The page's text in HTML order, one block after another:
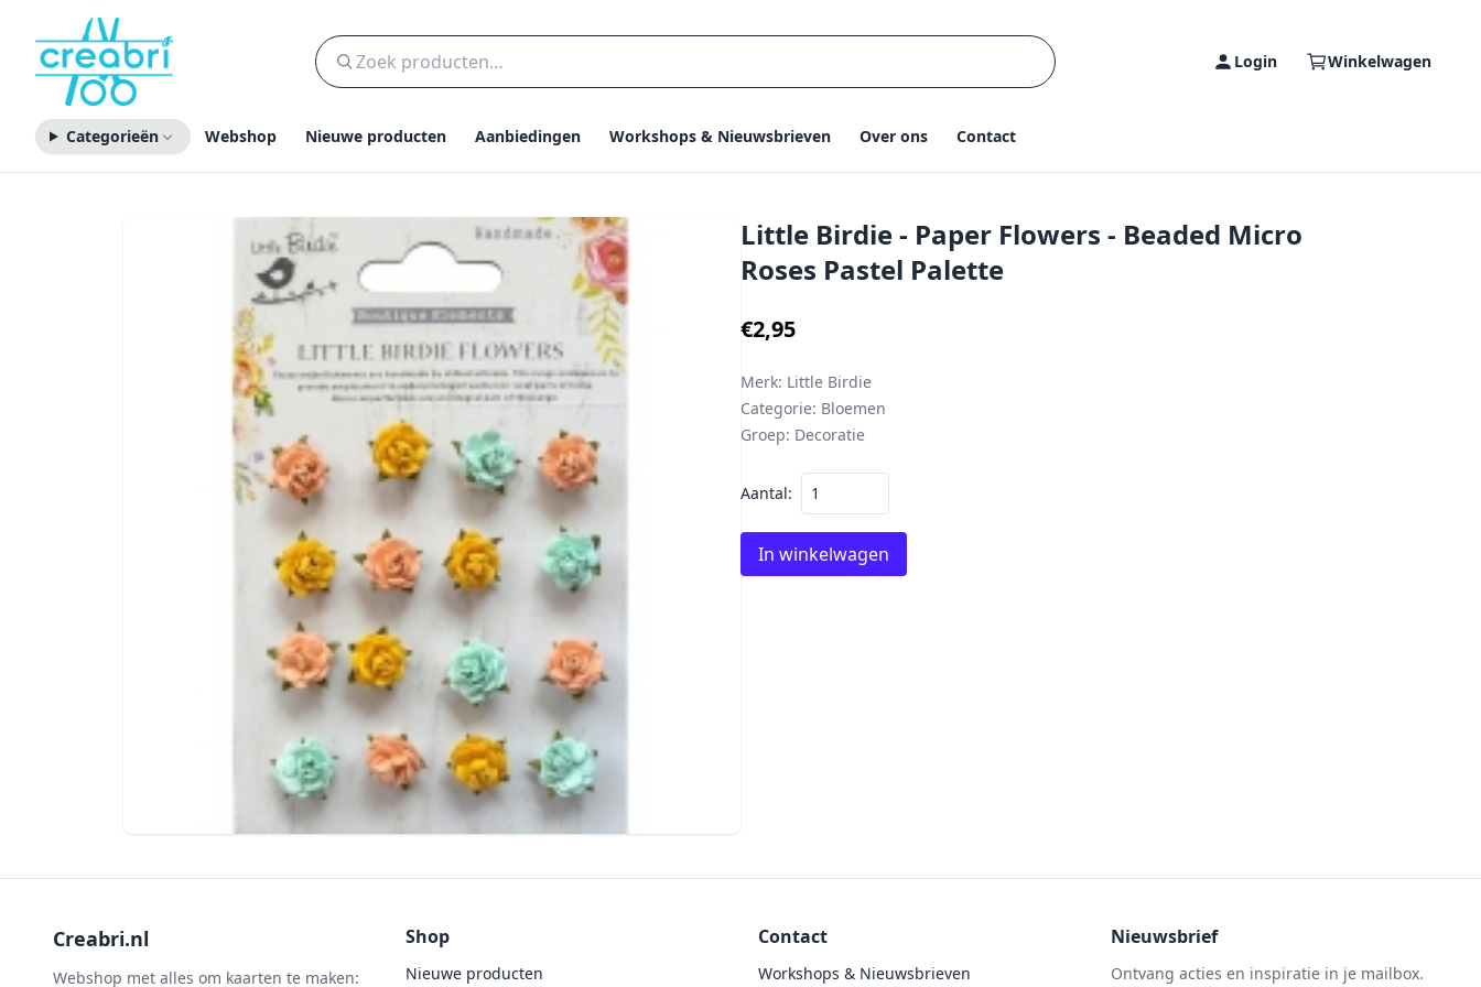
Login Winkelwagen
Categorieën Webshop Nieuwe producten Aanbiedingen Workshops & Nieuwsbrieven Over ons Contact
Little Birdie - Paper Flowers - Beaded Micro
Roses Pastel Palette
€2,95
Merk: Little Birdie
Categorie: Bloemen
Groep: Decoratie
Aantal:
In winkelwagen
Creabri.nl
Webshop met alles om kaarten te maken:
Shop
Nieuwe producten
Contact
Workshops & Nieuwsbrieven
Nieuwsbrief
Ontvang acties en inspiratie in je mailbox.